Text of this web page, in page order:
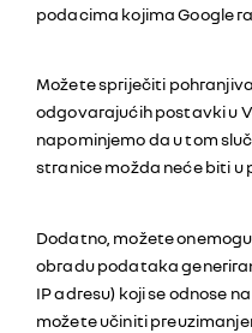
podacima kojima Google
Možete spriječiti
odgovarajućih postavki u
napominjemo da u tom
stranice možda neće biti u
Dodatno, možete
obradu podataka
IP adresu) koji se odnose
možete učiniti